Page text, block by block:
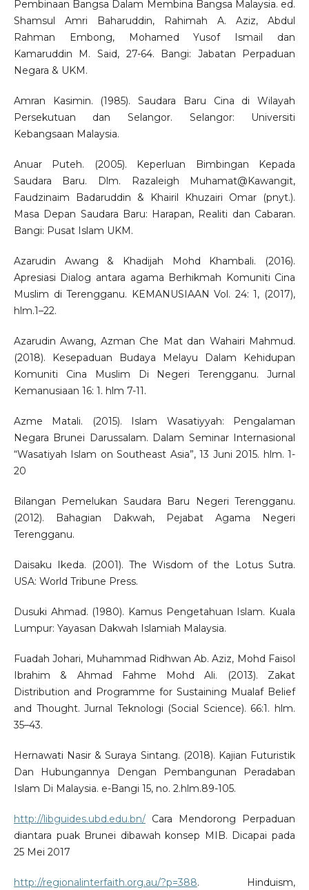
Pembinaan Bangsa Dalam Membina Bangsa Malaysia. ed.
Shamsul Amri Baharuddin, Rahimah A. Aziz, Abdul
Rahman Embong, Mohamed Yusof Ismail dan
Kamaruddin M. Said, 27-64. Bangi: Jabatan Perpaduan
Negara & UKM.
Amran Kasimin. (1985). Saudara Baru Cina di Wilayah
Persekutuan dan Selangor. Selangor: Universiti
Kebangsaan Malaysia.
Anuar Puteh. (2005). Keperluan Bimbingan Kepada
Saudara Baru. Dlm. Razaleigh Muhamat@Kawangit,
Faudzinaim Badaruddin & Khairil Khuzairi Omar (pnyt.).
Masa Depan Saudara Baru: Harapan, Realiti dan Cabaran.
Bangi: Pusat Islam UKM.
Azarudin Awang & Khadijah Mohd Khambali. (2016).
Apresiasi Dialog antara agama Berhikmah Komuniti Cina
Muslim di Terengganu. KEMANUSIAAN Vol. 24: 1, (2017),
hlm.1–22.
Azarudin Awang, Azman Che Mat dan Wahairi Mahmud.
(2018). Kesepaduan Budaya Melayu Dalam Kehidupan
Komuniti Cina Muslim Di Negeri Terengganu. Jurnal
Kemanusiaan 16: 1. hlm 7-11.
Azme Matali. (2015). Islam Wasatiyyah: Pengalaman
Negara Brunei Darussalam. Dalam Seminar Internasional
“Wasatiyah Islam on Southeast Asia”, 13 Juni 2015. hlm. 1-
20
Bilangan Pemelukan Saudara Baru Negeri Terengganu.
(2012). Bahagian Dakwah, Pejabat Agama Negeri
Terengganu.
Daisaku Ikeda. (2001). The Wisdom of the Lotus Sutra.
USA: World Tribune Press.
Dusuki Ahmad. (1980). Kamus Pengetahuan Islam. Kuala
Lumpur: Yayasan Dakwah Islamiah Malaysia.
Fuadah Johari, Muhammad Ridhwan Ab. Aziz, Mohd Faisol
Ibrahim & Ahmad Fahme Mohd Ali. (2013). Zakat
Distribution and Programme for Sustaining Mualaf Belief
and Thought. Jurnal Teknologi (Social Science). 66:1. hlm.
35–43.
Hernawati Nasir & Suraya Sintang. (2018). Kajian Futuristik
Dan Hubungannya Dengan Pembangunan Peradaban
Islam Di Malaysia. e-Bangi 15, no. 2.hlm.89-105.
http://libguides.ubd.edu.bn/Cara Mendorong Perpaduan
diantara puak Brunei dibawah konsep MIB. Dicapai pada
25 Mei 2017
http://regionalinterfaith.org.au/?p=388. Hinduism,